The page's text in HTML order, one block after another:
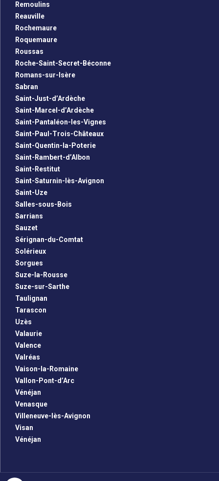
Remoulins
Reauville
Rochemaure
Roquemaure
Roussas
Roche-Saint-Secret-Béconne
Romans-sur-Isère
Sabran
Saint-Just-d’Ardèche
Saint-Marcel-d’Ardèche
Saint-Pantaléon-les-Vignes
Saint-Paul-Trois-Châteaux
Saint-Quentin-la-Poterie
Saint-Rambert-d’Albon
Saint-Restitut
Saint-Saturnin-lès-Avignon
Saint-Uze
Salles-sous-Bois
Sarrians
Sauzet
Sérignan-du-Comtat
Solérieux
Sorgues
Suze-la-Rousse
Suze-sur-Sarthe
Taulignan
Tarascon
Uzès
Valaurie
Valence
Valréas
Vaison-la-Romaine
Vallon-Pont-d’Arc
Vénéjan
Venasque
Villeneuve-lès-Avignon
Visan
Vénéjan